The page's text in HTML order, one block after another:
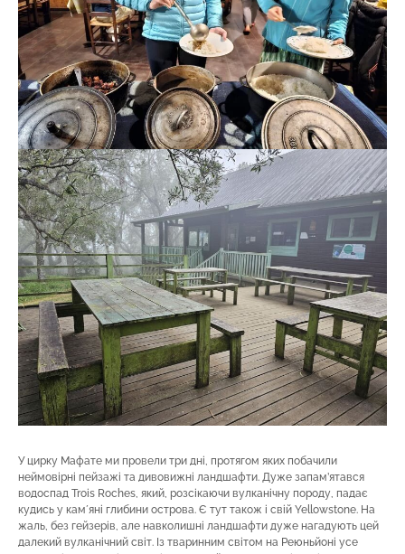
У цирку Мафате ми провели три дні, протягом яких побачили
неймовірні пейзажі та дивовижні ландшафти. Дуже запам’ятався
водоспад Trois Roches, який, розсікаючи вулканічну породу, падає
кудись у камʼяні глибини острова. Є тут також і свій Yellowstone. На
жаль, без гейзерів, але навколишні ландшафти дуже нагадують цей
далекий вулканічний світ. Із тваринним світом на Реюньйоні усе